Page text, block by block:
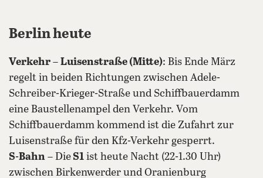
Berlin heute
Verkehr – Luisenstraße (Mitte): Bis Ende März
regelt in beiden Richtungen zwischen Adele-
Schreiber-Krieger-Straße und Schiffbauerdamm
eine Baustellenampel den Verkehr. Vom
Schiffbauerdamm kommend ist die Zufahrt zur
Luisenstraße für den Kfz-Verkehr gesperrt.
S-Bahn – Die S1 ist heute Nacht (22-1.30 Uhr)
zwischen Birkenwerder und Oranienburg